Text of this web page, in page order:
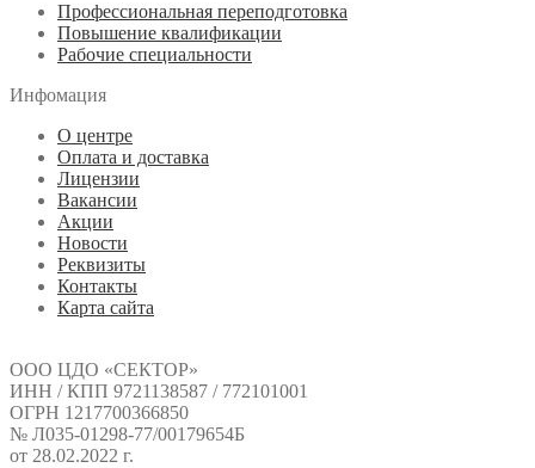
Профессиональная переподготовка
Повышение квалификации
Рабочие специальности
Инфомация
О центре
Оплата и доставка
Лицензии
Вакансии
Акции
Новости
Реквизиты
Контакты
Карта сайта
ООО ЦДО «СЕКТОР»
ИНН / КПП 9721138587 / 772101001
ОГРН 1217700366850
№ Л035-01298-77/00179654Б
от 28.02.2022 г.